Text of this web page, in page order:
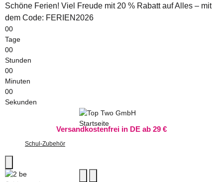
Schöne Ferien! Viel Freude mit 20 % Rabatt auf Alles – mit
dem Code: FERIEN2026
00
Tage
00
Stunden
00
Minuten
00
Sekunden
Versandkostenfrei in DE ab 29 €
Schul-Zubehör